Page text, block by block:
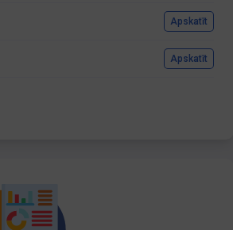
Apskatīt
Apskatīt